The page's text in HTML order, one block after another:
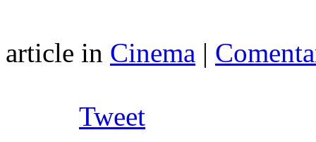
article in Cinema |
Tweet